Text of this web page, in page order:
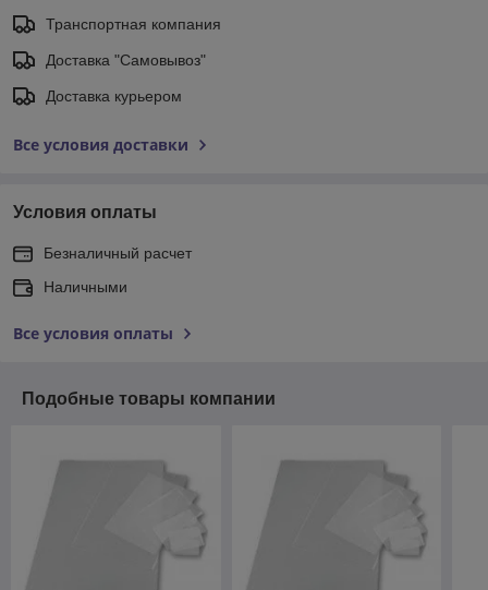
Транспортная компания
Доставка "Самовывоз"
Доставка курьером
Все условия доставки
Условия оплаты
Безналичный расчет
Наличными
Все условия оплаты
Подобные товары компании